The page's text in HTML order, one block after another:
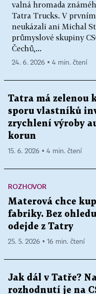
valná hromada
Tatra Trucks. V
neukázali ani Michal
průmyslové skupiny
Čechů,...
24. 6. 2026 ▪ 4 min. čtení
Tatra má zelenou
sporu vlastníků
zrychlení výroby
korun
15. 6. 2026 ▪ 4 min. čtení
ROZHOVOR
Materová chce
fabriky. Bez
odejde z Tatry
25. 5. 2026 ▪ 16 min. čtení
Jak dál v Tatře?
rozhodnutí je na